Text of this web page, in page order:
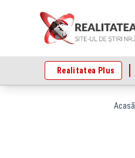
Realitatea Plus
Acasă